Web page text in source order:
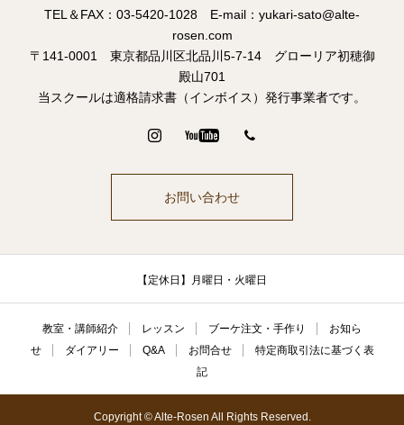
TEL＆FAX：03-5420-1028 E-mail：yukari-sato@alte-
rosen.com
〒141-0001 東京都品川区北品川5-7-14 グローリア初穂御
殿山701
当スクールは適格請求書（インボイス）発行事業者です。
お問い合わせ
【定休日】月曜日・火曜日
教室・講師紹介 レッスン ブーケ注文・手作り
お知ら
せ
ダイアリー Q&A お問合せ
特定商取引法に基づく表
記
Copyright © Alte-Rosen All Rights Reserved.